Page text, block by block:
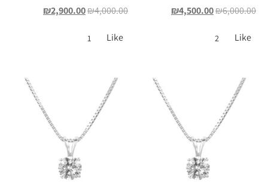
₪6,000.00
₪4,500.00
Like
2
₪4,000.00
₪2,900.00
Like
1